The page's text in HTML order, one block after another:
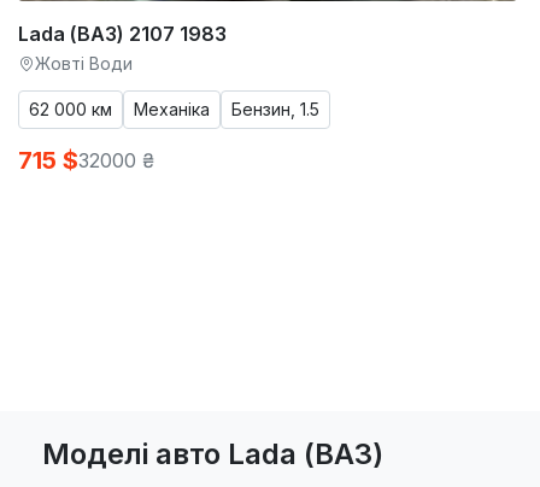
Lada (ВАЗ) 2107 1983
Жовті Води
62 000 км Механіка Бензин, 1.5
715 $32000 ₴
Моделі авто Lada (ВАЗ)